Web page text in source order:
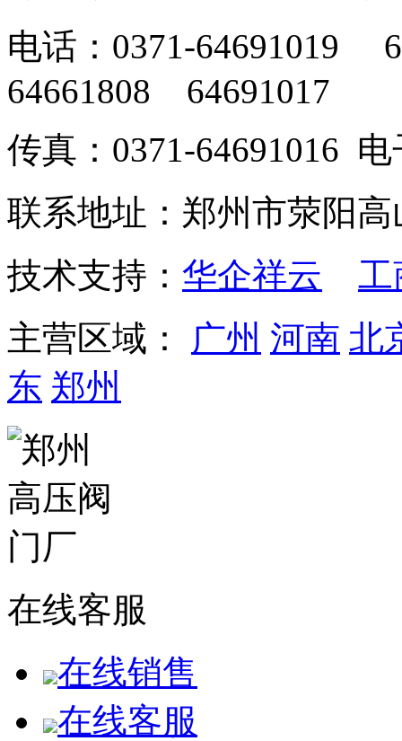
电话：0371-
64661808 64691017
传真：0371-64691016
联系地址：郑州市荥阳高
技术支持： 华企祥云
工
主营区域： 广州 河南 北
东 郑州
在线客服
在线销售
在线客服